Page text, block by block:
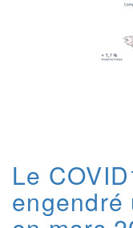
Le
engendré